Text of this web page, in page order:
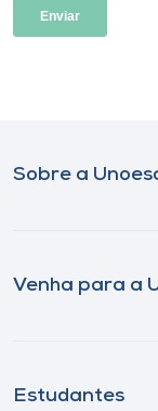
Sobre a
Venha para a
Estudantes